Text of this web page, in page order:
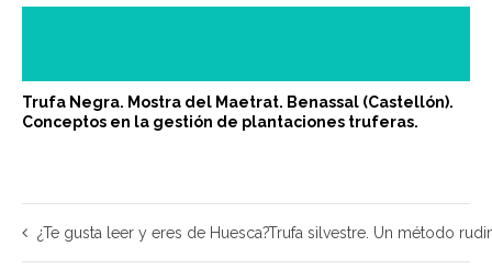
Trufa Negra. Mostra del Maetrat. Benassal (Castellón).
Conceptos en la gestión de plantaciones truferas.
¿Te gusta leer y eres de Huesca?Trufa silvestre. Un método